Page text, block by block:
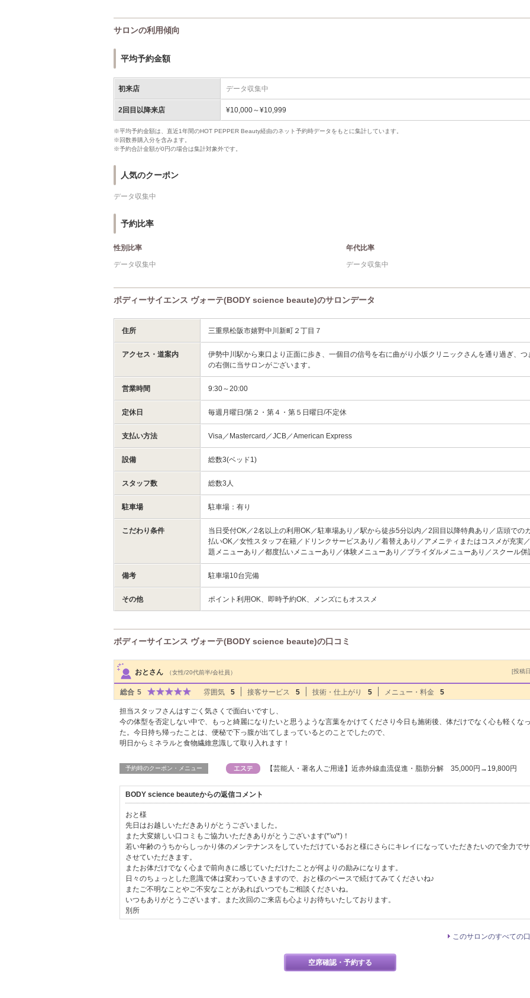
サロンの利用傾向
平均予約金額
初来店 データ収集中
2回目以降来店 ¥10,000～¥10,999
※平均予約金額は、直近1年間のHOT PEPPER Beauty経由のネット予約時データをもとに集計しています。
※回数券購入分を含みます。
※予約合計金額が0円の場合は集計対象外です。
人気のクーポン
データ収集中
予約比率
性別比率
データ収集中
年代比率
データ収集中
ボディーサイエンス ヴォーテ(BODY science beaute)のサロンデータ
住所 三重県松阪市嬉野中川新町２丁目７
アクセス・道案内
伊勢中川駅から東口より正面に歩き、一個目の信号を右に曲がり小坂クリニックさんを通り過ぎ、つ
の右側に当サロンがございます。
営業時間 9:30～20:00
定休日 毎週月曜日/第２・第４・第５日曜日/不定休
支払い方法 Visa／Mastercard／JCB／American Express
設備 総数3(ベッド1)
スタッフ数 総数3人
駐車場 駐車場：有り
こだわり条件
当日受付OK／2名以上の利用OK／駐車場あり／駅から徒歩5分以内／2回目以降特典あり／店頭での
払いOK／女性スタッフ在籍／ドリンクサービスあり／着替えあり／アメニティまたはコスメが充実
題メニューあり／都度払いメニューあり／体験メニューあり／ブライダルメニューあり／スクール
備考 駐車場10台完備
その他 ポイント利用OK、即時予約OK、メンズにもオススメ
ボディーサイエンス ヴォーテ(BODY science beaute)の口コミ
サロンPick Up
おとさん
（女性/20代前半/会社員） [投稿
総合 5 雰囲気 5 接客サービス 5 技術・仕上がり 5 メニュー・料金 5
担当スタッフさんはすごく気さくで面白いですし、
今の体型を否定しない中で、もっと綺麗になりたいと思うような言葉をかけてくださり今日も施術後、体だけでなく心も軽くな
た。今日持ち帰ったことは、便秘で下っ腹が出てしまっているとのことでしたので、
明日からミネラルと食物繊維意識して取り入れます！
予約時のクーポン・メニュー 【芸能人・著名人ご用達】近赤外線血流促進・脂肪分解 35,000円→19,800円
BODY science beauteからの返信コメント
おと様
先日はお越しいただきありがとうございました。
また大変嬉しい口コミもご協力いただきありがとうございます(*'ω'*)！
若い年齢のうちからしっかり体のメンテナンスをしていただけているおと様にさらにキレイになっていただきたいので全力で
させていただきます。
またお体だけでなく心まで前向きに感じていただけたことが何よりの励みになります。
日々のちょっとした意識で体は変わっていきますので、おと様のペースで続けてみてくださいね♪
またご不明なことやご不安なことがあればいつでもご相談くださいね。
いつもありがとうございます。また次回のご来店も心よりお待ちいたしております。
別所
このサロンのすべての
空席確認・予約する